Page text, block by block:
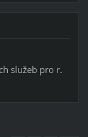
služeb pro r.